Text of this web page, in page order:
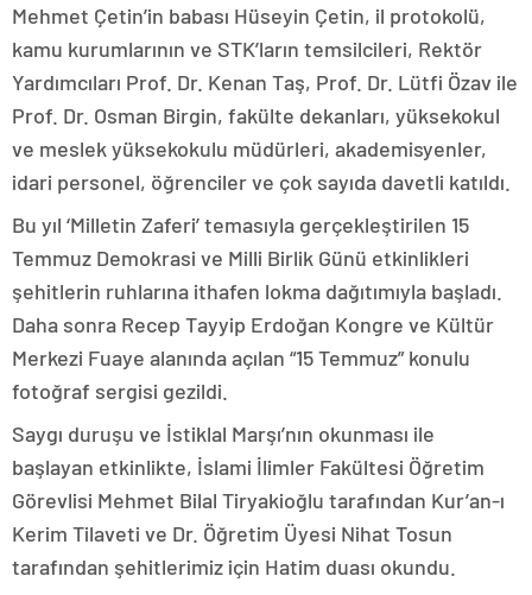
Mehmet Çetin’in babası Hüseyin Çetin, il protokolü,
kamu kurumlarının ve STK’ların temsilcileri, Rektör
Yardımcıları Prof. Dr. Kenan Taş, Prof. Dr. Lütfi Özav ile
Prof. Dr. Osman Birgin, fakülte dekanları, yüksekokul
ve meslek yüksekokulu müdürleri, akademisyenler,
idari personel, öğrenciler ve çok sayıda davetli katıldı.
Bu yıl ‘Milletin Zaferi’ temasıyla gerçekleştirilen 15
Temmuz Demokrasi ve Milli Birlik Günü etkinlikleri
şehitlerin ruhlarına ithafen lokma dağıtımıyla başladı.
Daha sonra Recep Tayyip Erdoğan Kongre ve Kültür
Merkezi Fuaye alanında açılan “15 Temmuz” konulu
fotoğraf sergisi gezildi.
Saygı duruşu ve İstiklal Marşı’nın okunması ile
başlayan etkinlikte, İslami İlimler Fakültesi Öğretim
Görevlisi Mehmet Bilal Tiryakioğlu tarafından Kur’an-ı
Kerim Tilaveti ve Dr. Öğretim Üyesi Nihat Tosun
tarafından şehitlerimiz için Hatim duası okundu.